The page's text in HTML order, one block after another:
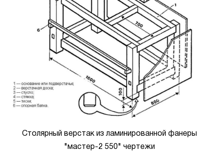
Столярный верстак из ламинированной фанеры
"мастер-2 550" чертежи